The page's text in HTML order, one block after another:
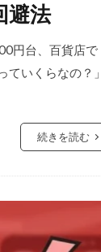
避法
円台、百貨店で
いくらなの？」
続きを読む